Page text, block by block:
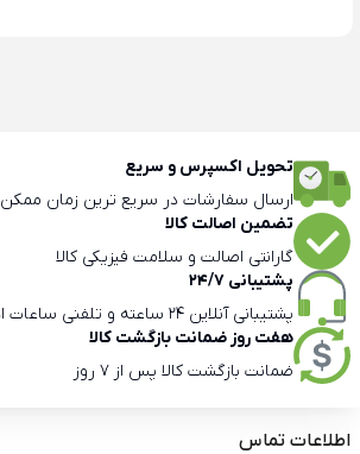
تحویل اکسپرس و سریع
ارسال سفارشات در سریع ترین زمان ممکن
تضمین اصالت کالا
گارانتی اصالت و سلامت فیزیکی کالا
پشتیبانی 24/7
پشتیبانی آنلاین 24 ساعته و تلفنی ساعات اداری
هفت روز ضمانت بازگشت کالا
ضمانت بازگشت کالا پس از 7 روز
اطلاعات تماس